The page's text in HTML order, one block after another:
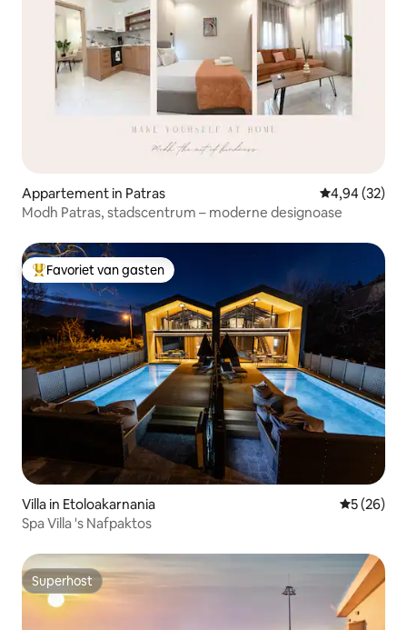
Appartement in Patras Gemiddelde
4,94 (32)
Modh Patras, stadscentrum – moderne designoase
Topfavoriet van gasten
Favoriet van gasten
Villa in Etoloakarnania
5 (26)
Spa Villa 's Nafpaktos
Superhost
Superhost